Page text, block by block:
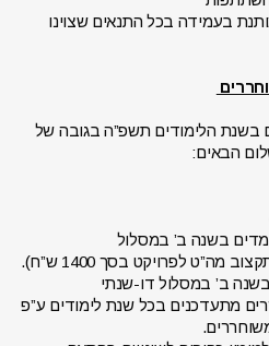
בעמידה בכל התנאים שצוינו
בשנת הלימודים תשפ”ה בגובה של
בשנה ב’ במסלול
לפרויקט בסך 1400 ש”ח).
ב’ במסלול דו-שנתי
מתעדכנים בכל שנת לימודים ע”פ